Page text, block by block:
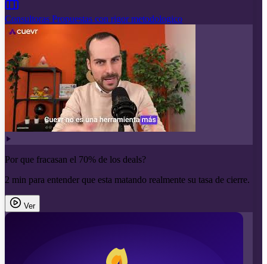
Consultoras Propuestas con rigor metodologico
Por que fracasan el 70% de los deals?
2 min para entender que esta matando realmente su tasa de cierre.
Ver